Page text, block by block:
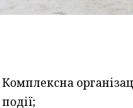
Комплексна
події;